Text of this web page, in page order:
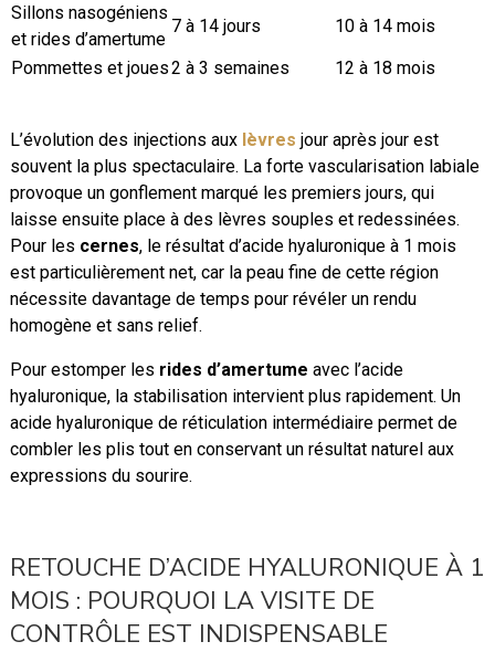
Sillons nasogéniens
et rides d’amertume
7 à 14 jours
10 à 14 mois
Pommettes et joues2 à 3 semaines 12 à 18 mois
L’évolution des injections aux lèvres jour après jour est
souvent la plus spectaculaire. La forte vascularisation labiale
provoque un gonflement marqué les premiers jours, qui
laisse ensuite place à des lèvres souples et redessinées.
Pour les cernes, le résultat d’acide hyaluronique à 1 mois
est particulièrement net, car la peau fine de cette région
nécessite davantage de temps pour révéler un rendu
homogène et sans relief.
Pour estomper les rides d’amertume avec l’acide
hyaluronique, la stabilisation intervient plus rapidement. Un
acide hyaluronique de réticulation intermédiaire permet de
combler les plis tout en conservant un résultat naturel aux
expressions du sourire.
RETOUCHE D’ACIDE HYALURONIQUE À 1
MOIS : POURQUOI LA VISITE DE
CONTRÔLE EST INDISPENSABLE